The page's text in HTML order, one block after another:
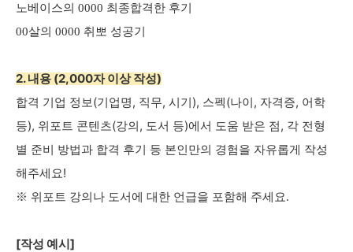
노베이스의 0000 최종합격한 후기
00살의 0000 취뽀 성공기
2. 내용 (2,000자 이상 작성)
합격 기업 정보(기업명, 직무, 시기), 스펙(나이, 자격증, 어학
등), 위포트 콘텐츠(강의, 도서 등)에서 도움 받은 점, 각 전형
별 준비 방법과 합격 후기 등 본인만의 경험을 자유롭게 작성
해주세요!
※ 위포트 강의나 도서에 대한 언급을 포함해 주세요.
[작성 예시]